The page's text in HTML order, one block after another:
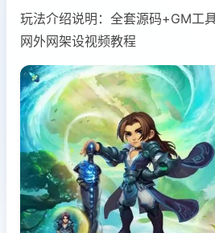
玩法介绍说明：全套源码+GM工
网外网架设视频教程